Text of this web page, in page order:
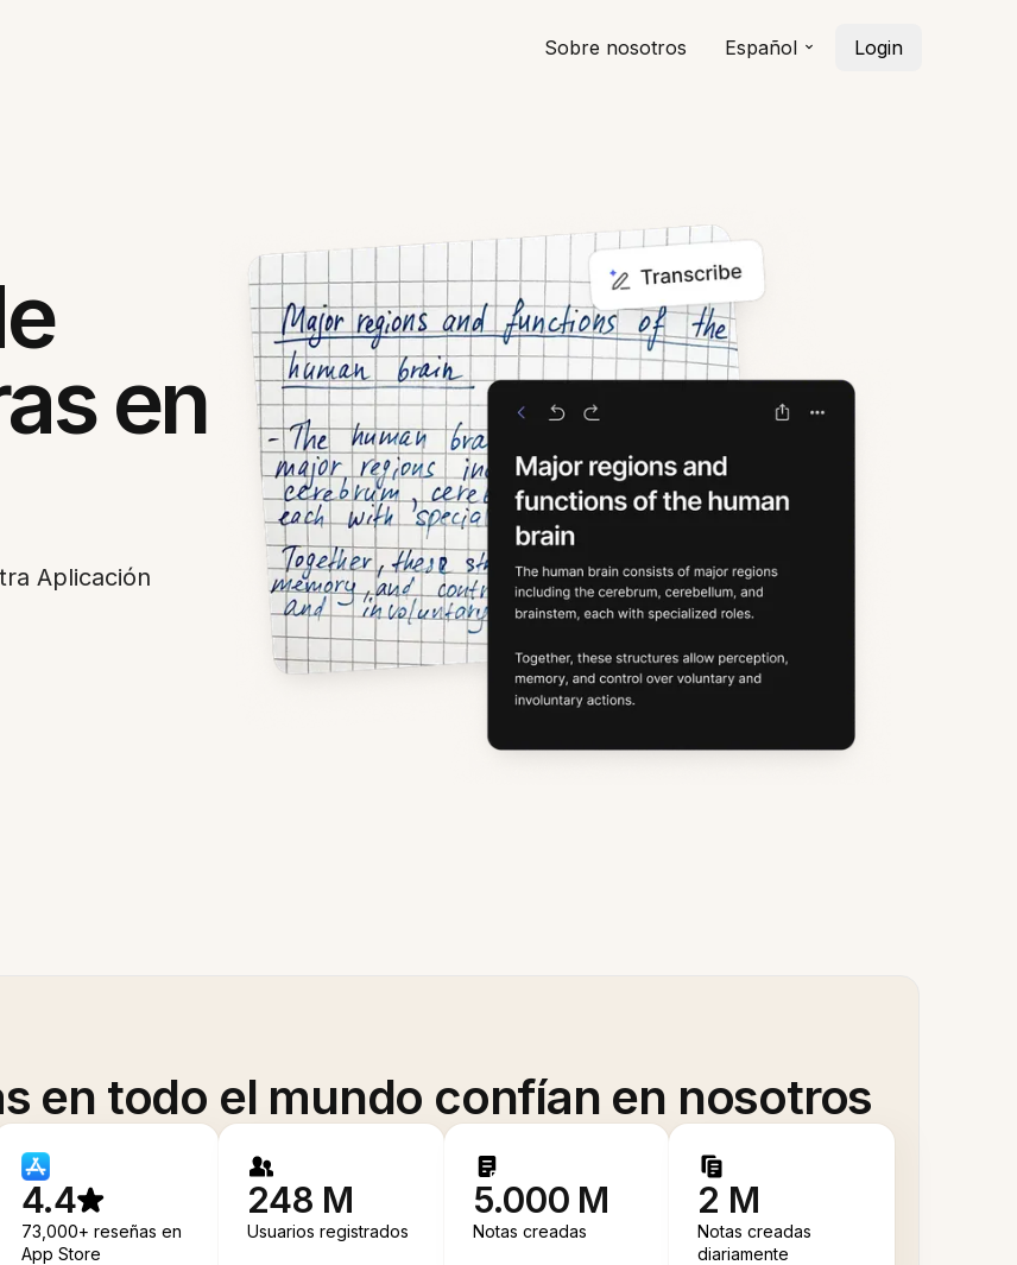
Sobre nosotros Español Login
en
Aplicación
en todo el mundo confían en nosotros
4.4
73,000+ reseñas en
App Store
248 M
Usuarios registrados
5.000 M
Notas creadas
2 M
Notas creadas
diariamente